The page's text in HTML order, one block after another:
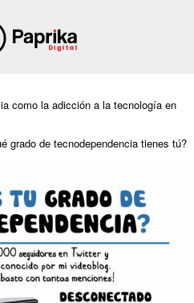
como la adicción a la tecnología en
grado de tecnodependencia tienes tú?